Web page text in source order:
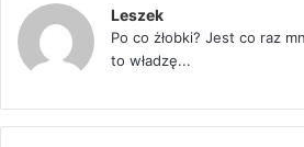
Leszek
Po co żłobki? Jest co raz
to władzę...